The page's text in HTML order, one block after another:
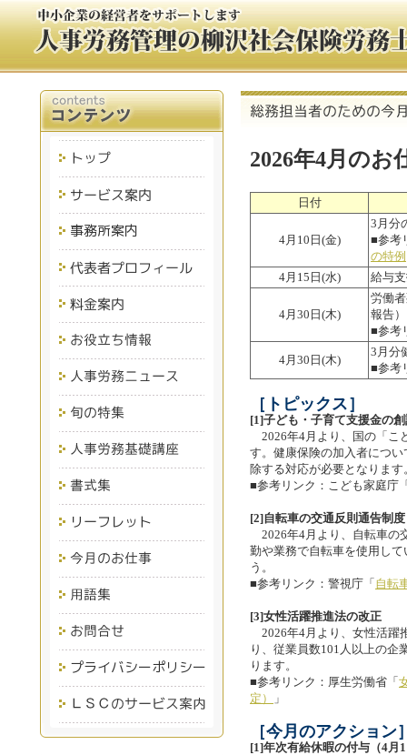
2026年4月のお
日付
4月10日(金)
3月分
■参考
の特例
4月15日(水)
給与
4月30日(木)
労働
報告）
■参考
4月30日(木)
3月分
■参考
［トピックス］
[1]子ども・子育て支援金の
2026年4月より、国の「こ
す。健康保険の加入者につ
除する対応が必要となります
■参考リンク：こども家庭庁
[2]自転車の交通反則通告制
2026年4月より、自転車の
勤や業務で自転車を使用し
う。
■参考リンク：警視庁「 自転
[3]女性活躍推進法の改正
2026年4月より、女性活躍
り、従業員数101人以上の企
ります。
■参考リンク：厚生労働省「
定）
」
［今月のアクション
[1]年次有給休暇の付与（4月